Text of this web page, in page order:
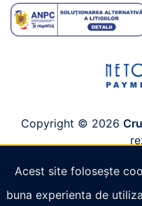
Acest site folosește
buna experienta de
Copyright © 2026